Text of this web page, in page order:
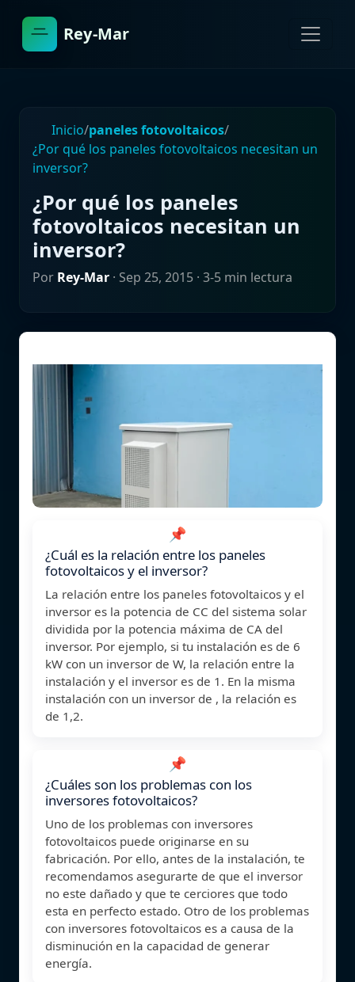
Rey-Mar
Inicio/paneles fotovoltaicos/
¿Por qué los paneles fotovoltaicos necesitan un
inversor?
¿Por qué los paneles
fotovoltaicos necesitan un
inversor?
Por Rey-Mar · Sep 25, 2015 · 3-5 min lectura
📌
¿Cuál es la relación entre los paneles
fotovoltaicos y el inversor?
La relación entre los paneles fotovoltaicos y el
inversor es la potencia de CC del sistema solar
dividida por la potencia máxima de CA del
inversor. Por ejemplo, si tu instalación es de 6
kW con un inversor de W, la relación entre la
instalación y el inversor es de 1. En la misma
instalación con un inversor de , la relación es
de 1,2.
📌
¿Cuáles son los problemas con los
inversores fotovoltaicos?
Uno de los problemas con inversores
fotovoltaicos puede originarse en su
fabricación. Por ello, antes de la instalación, te
recomendamos asegurarte de que el inversor
no este dañado y que te cerciores que todo
esta en perfecto estado. Otro de los problemas
con inversores fotovoltaicos es a causa de la
disminución en la capacidad de generar
energía.